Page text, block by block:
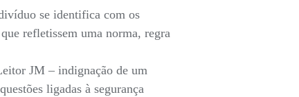
se identifica com os
refletissem uma norma, regra
JM – indignação de um
ligadas à segurança